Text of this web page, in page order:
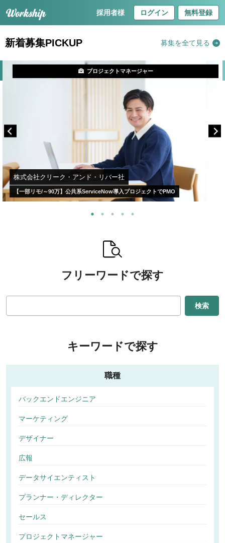
採用者様 ログイン 無料登録
新着募集PICKUP 募集を全て見る
株式会社クリーク・アンド・リバー社
【一部リモ/～90万】公共系ServiceNow導入プロジェクトでPMO
プロジェクトマネージャー
フリーワードで探す
検索
キーワードで探す
職種
バックエンドエンジニア
マーケティング
デザイナー
広報
データサイエンティスト
プランナー・ディレクター
セールス
プロジェクトマネージャー